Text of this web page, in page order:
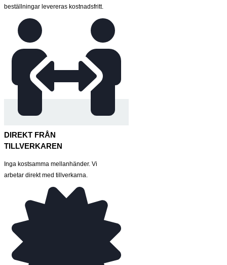
beställningar levereras kostnadsfritt.
DIREKT FRÅN
TILLVERKAREN
Inga kostsamma mellanhänder. Vi
arbetar direkt med tillverkarna.